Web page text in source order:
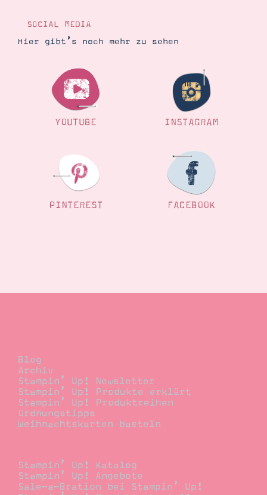
SOCIAL MEDIA
Hier gibt’s noch mehr zu sehen
YOUTUBE INSTAGRAM
PINTEREST FACEBOOK
Blog
Archiv
Stampin’ Up! Newsletter
Stampin’ Up! Produkte erklärt
Stampin’ Up! Produktreihen
Ordnungstipps
Weihnachtskarten basteln
Stampin’ Up! Katalog
Stampin’ Up! Angebote
Sale-a-Bration bei Stampin’ Up!